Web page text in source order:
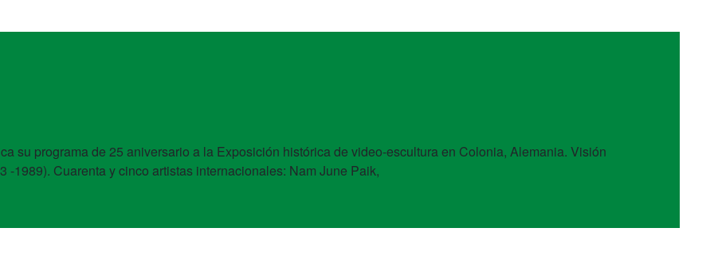
su programa de 25 aniversario a la Exposición histórica de video-escultura en Colonia, Alemania. Visión
-1989). Cuarenta y cinco artistas internacionales: Nam June Paik,